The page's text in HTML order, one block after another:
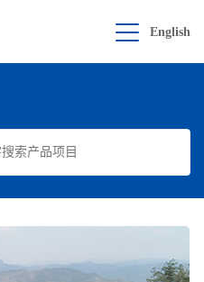
English